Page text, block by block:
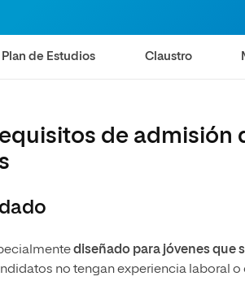
Plan de Estudios Claustro
de admisión
diseñado para jóvenes que
no tengan experiencia laboral